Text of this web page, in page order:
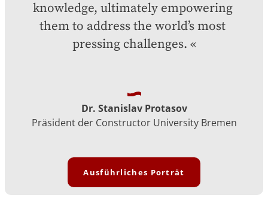
knowledge, ultimately empowering
them to address the world’s most
pressing challenges.
Dr. Stanislav Protasov
Präsident der Constructor University Bremen
Ausführliches Porträt